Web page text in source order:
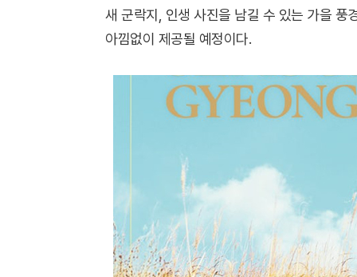
새 군락지, 인생 사진을 남길 수 있는 가을 풍
아낌없이 제공될 예정이다.